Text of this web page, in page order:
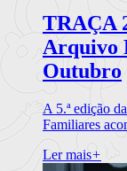
TRAÇA
Arquivo
Outubro
A 5.ª edição
Familiares
Ler mais+